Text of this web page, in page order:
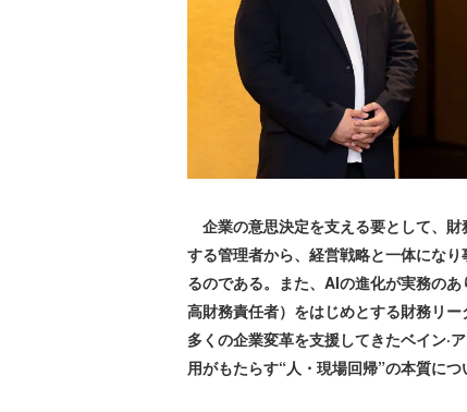
企業の意思決定を支える要として、
する管理者から、経営戦略と一体にな
るのである。また、AIの進化が実務の
高財務責任者）をはじめとする財務リ
多くの企業変革を支援してきたベイン·
用がもたらす“人・現場回帰”の本質につ